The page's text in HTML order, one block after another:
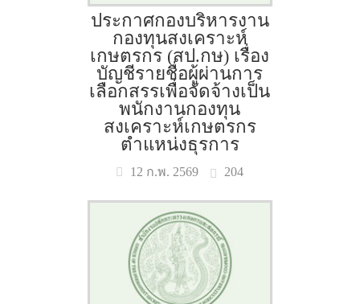
ประกาศกองบริหารงาน
กองทุนสงเคราะห์
เกษตรกร (สป.กษ) เรื่อง
บัญชีรายชื่อผู้ผ่านการ
เลือกสรรเพื่อจัดจ้างเป็น
พนักงานกองทุน
สงเคราะห์เกษตรกร
ตำแหน่งธุรการ
12 ก.พ. 2569 204